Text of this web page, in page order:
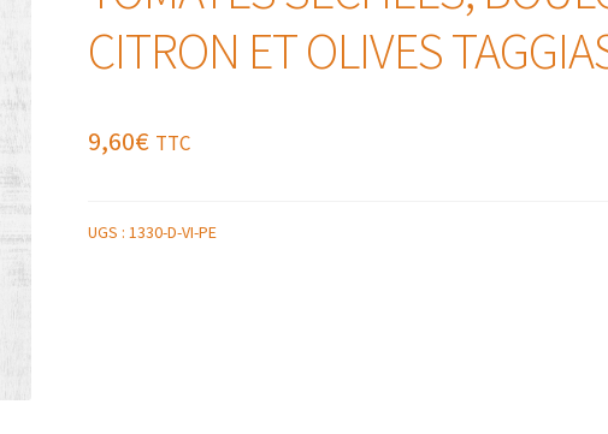
CITRON ET OLIVES
9,60€ TTC
UGS : 1330-D-VI-PE